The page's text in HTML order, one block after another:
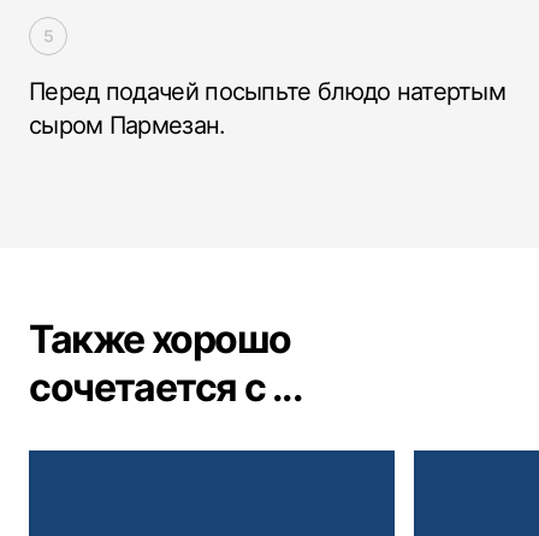
Перед подачей посыпьте блюдо натертым
сыром Пармезан.
Также хорошо
сочетается с ...